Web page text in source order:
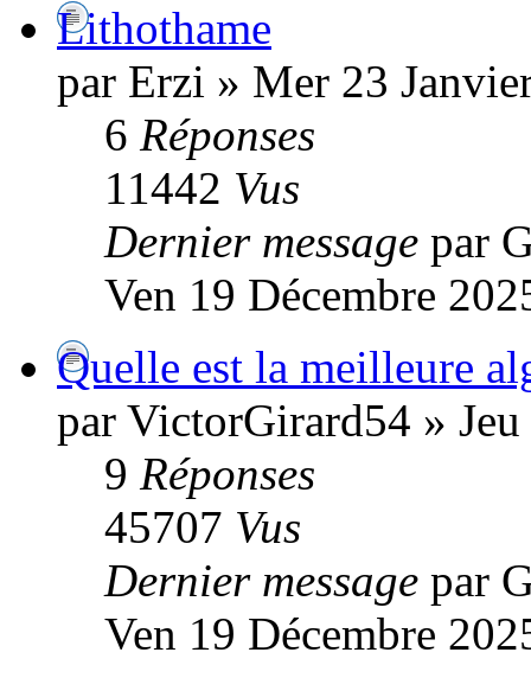
Lithothame
par Erzi » Mer 23
6 Réponses
11442 Vus
Dernier message par
Ven 19 Décembre
Quelle est la meilleure
par VictorGirard54 »
9 Réponses
45707 Vus
Dernier message par
Ven 19 Décembre